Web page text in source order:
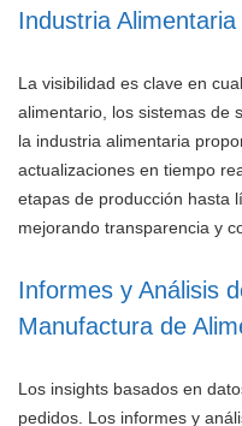
Industria Alimentaria
La visibilidad es clave en
alimentario, los sistemas de
la industria alimentaria
actualizaciones en tiempo
etapas de producción hasta
mejorando transparencia y
Informes y Análisis
Manufactura de
Los insights basados en
pedidos. Los informes y